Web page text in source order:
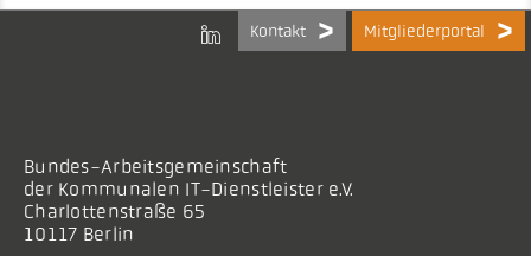
Kontakt Mitgliederportal
Bundes-Arbeitsgemeinschaft
der Kommunalen IT-Dienstleister e.V.
Charlottenstraße 65
10117 Berlin